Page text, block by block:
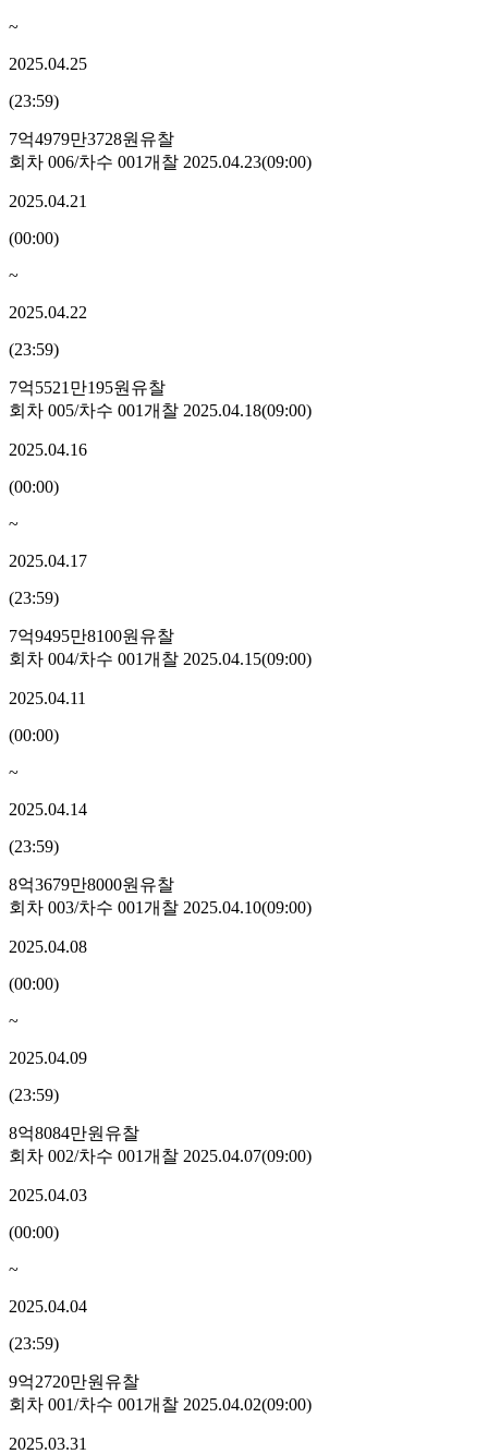
~
2025.04.25
(23:59)
7억4979만3728원 유찰
회차 006/차수 001개찰 2025.04.23(09:00)
2025.04.21
(00:00)
~
2025.04.22
(23:59)
7억5521만195원 유찰
회차 005/차수 001개찰 2025.04.18(09:00)
2025.04.16
(00:00)
~
2025.04.17
(23:59)
7억9495만8100원 유찰
회차 004/차수 001개찰 2025.04.15(09:00)
2025.04.11
(00:00)
~
2025.04.14
(23:59)
8억3679만8000원 유찰
회차 003/차수 001개찰 2025.04.10(09:00)
2025.04.08
(00:00)
~
2025.04.09
(23:59)
8억8084만원 유찰
회차 002/차수 001개찰 2025.04.07(09:00)
2025.04.03
(00:00)
~
2025.04.04
(23:59)
9억2720만원 유찰
회차 001/차수 001개찰 2025.04.02(09:00)
2025.03.31